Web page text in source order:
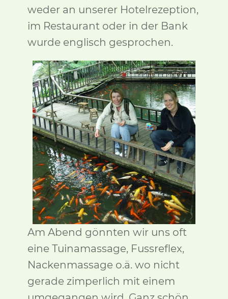
weder an unserer Hotelrezeption,
im Restaurant oder in der Bank
wurde englisch gesprochen.
Am Abend gönnten wir uns oft
eine Tuinamassage, Fussreflex,
Nackenmassage o.ä. wo nicht
gerade zimperlich mit einem